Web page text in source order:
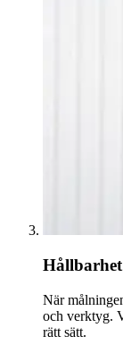
När
och verktyg.
rätt sätt.